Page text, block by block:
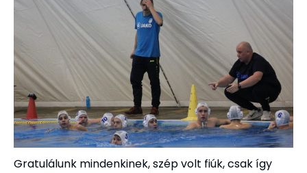
Gratulálunk mindenkinek, szép volt fiúk, csak így